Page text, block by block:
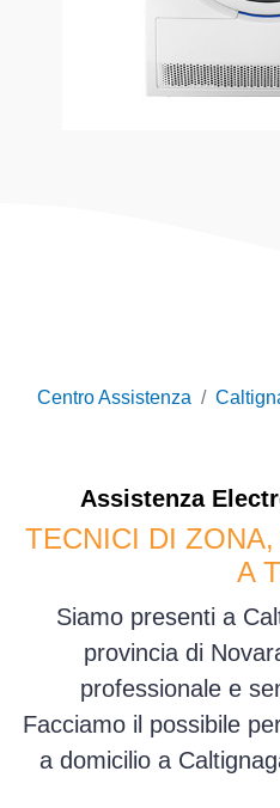
Centro Assistenza
Assistenza
TECNICI DI
A
Siamo presenti a
provincia di
professionale e
Facciamo il possibile
a domicilio a